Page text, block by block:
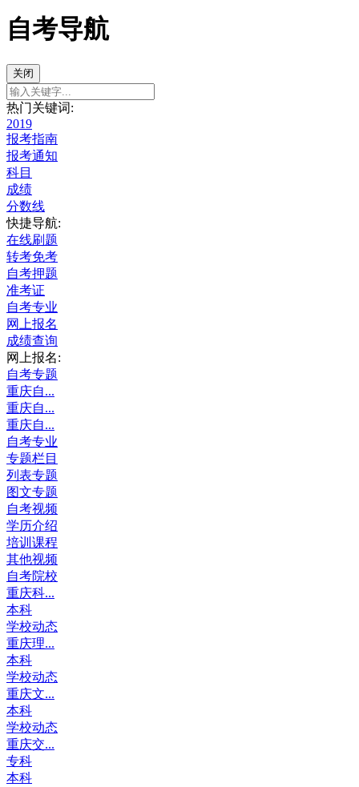
自考导航
关闭
热门关键词:
2019
报考指南
报考通知
科目
成绩
分数线
快捷导航:
在线刷题
转考免考
自考押题
准考证
自考专业
网上报名
成绩查询
网上报名:
自考专题
重庆自...
重庆自...
重庆自...
自考专业
专题栏目
列表专题
图文专题
自考视频
学历介绍
培训课程
其他视频
自考院校
重庆科...
本科
学校动态
重庆理...
本科
学校动态
重庆文...
本科
学校动态
重庆交...
专科
本科